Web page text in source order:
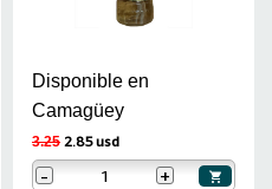
Disponible en
Camagüey
3.25 2.85 usd
- +